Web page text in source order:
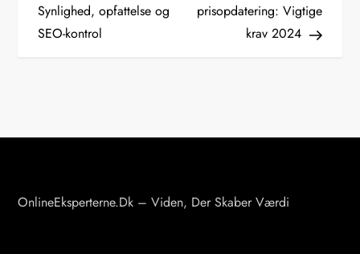
n
d
g
Synlighed, opfattelse og
SEO-kontrol
prisopdatering: Vigtige
krav 2024
OnlineEksperterne.dk – Viden, Der Skaber Værdi